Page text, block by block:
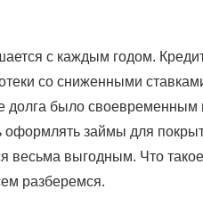
с каждым годом.
со сниженными
было своевременным
оформлять займы для
весьма выгодным. Что
разберемся.